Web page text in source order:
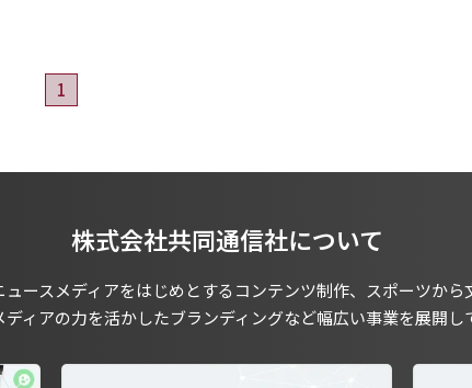
1
株式会社共同通信社について
ースメディアをはじめとするコンテンツ制作、スポーツか
ディアの力を活かしたブランディングなど幅広い事業を展開し